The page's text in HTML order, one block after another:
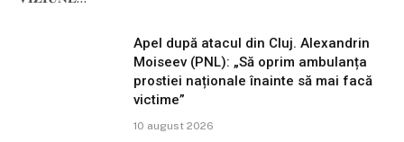
Apel după atacul din Cluj. Alexandrin
Moiseev (PNL): „Să oprim ambulanța
prostiei naționale înainte să mai facă
victime”
10 august 2026